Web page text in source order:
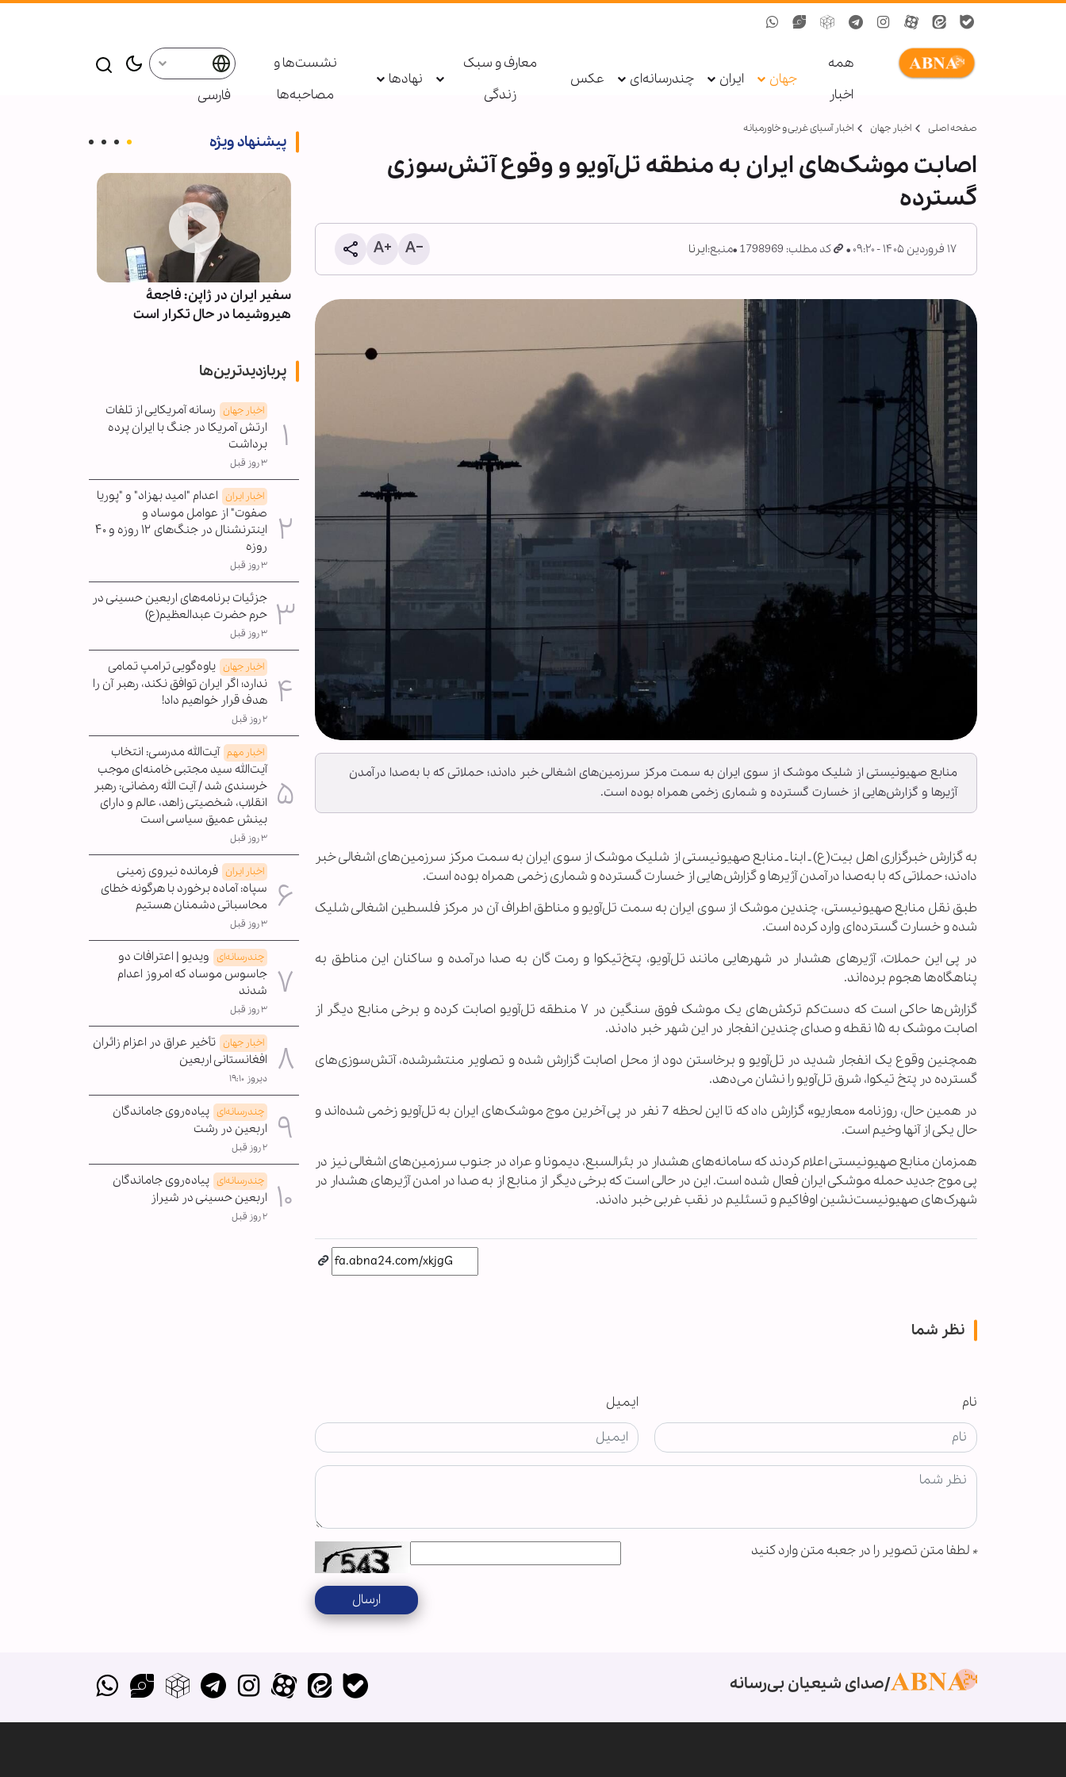
همه
اخبار
جهان ایران چندرسانه‌ای عکس
معارف و سبک
زندگی
نهادها
نشست‌ها و
مصاحبه‌ها
فارسی
صفحه اصلی اخبار جهان اخبار آسیای غربی و خاورمیانه
اصابت موشک‌های ایران به منطقه تل‌آویو و وقوع آتش‌سوزی
گسترده
۱۷ فروردین ۱۴۰۵ - ۰۹:۲۰ کد مطلب: 1798969 منبع:ایرنا
منابع صهیونیستی از شلیک موشک از سوی ایران به سمت مرکز سرزمین‌های اشغالی خبر دادند؛ حملاتی که با به‌صدا درآمدن
آژیرها و گزارش‌هایی از خسارت گسترده و شماری زخمی همراه بوده است.
به گزارش خبرگزاری اهل بیت(ع) ـ ابنا ـ منابع صهیونیستی از شلیک موشک از سوی ایران به سمت مرکز سرزمین‌های اشغالی خبر
دادند؛ حملاتی که با به‌صدا درآمدن آژیرها و گزارش‌هایی از خسارت گسترده و شماری زخمی همراه بوده است.
طبق نقل منابع صهیونیستی، چندین موشک از سوی ایران به سمت تل‌آویو و مناطق اطراف آن در مرکز فلسطین اشغالی شلیک
شده و خسارت گسترده‌ای وارد کرده است.
در پی این حملات، آژیرهای هشدار در شهرهایی مانند تل‌آویو، پتخ‌تیکوا و رمت گان به صدا درآمده و ساکنان این مناطق به
پناهگاه‌ها هجوم برده‌اند.
گزارش‌ها حاکی است که دست‌کم ترکش‌های یک موشک فوق سنگین در ۷ منطقه تل‌آویو اصابت کرده و برخی منابع دیگر از
اصابت موشک به ۱۵ نقطه و صدای چندین انفجار در این شهر خبر دادند.
همچنین وقوع یک انفجار شدید در تل‌آویو و برخاستن دود از محل اصابت گزارش شده و تصاویر منتشرشده، آتش‌سوزی‌های
گسترده در پتخ تیکوا، شرق تل‌آویو را نشان می‌دهد.
در همین حال، روزنامه «معاریو» گزارش داد که تا این لحظه 7 نفر در پی آخرین موج موشک‌های ایران به تل‌آویو زخمی شده‌اند و
حال یکی از آنها وخیم است.
همزمان منابع صهیونیستی اعلام کردند که سامانه‌های هشدار در بئرالسبع، دیمونا و عراد در جنوب سرزمین‌های اشغالی نیز در
پی موج جدید حمله موشکی ایران فعال شده است. این در حالی است که برخی دیگر از منابع از به صدا در امدن آژیرهای هشدار در
شهرک‌های صهیونیست‌نشین اوفاکیم و تسئلیم در نقب غربی خبر دادند.
نظر شما
نام ایمیل
* لطفا متن تصویر را در جعبه متن وارد کنید
ارسال
پیشنهاد ویژه
دعاهای ویژه امام صادق(ع) برای
سفیر ایران در ژاپن: فاجعۀ
هیروشیما در حال تکرار است
پربازدیدترین‌ها
اخبار جهان رسانه آمریکایی از تلفات
ارتش آمریکا در جنگ با ایران پرده
برداشت
۳ روز قبل
اخبار ایران اعدام "امید بهزاد" و "پوریا
صفوت" از عوامل موساد و
اینترنشنال در جنگ‌های ۱۲ روزه و ۴۰
روزه
۳ روز قبل
جزئیات برنامه‌های اربعین حسینی در
حرم حضرت عبدالعظیم(ع)
۳ روز قبل
اخبار جهان یاوه‌گویی ترامپ تمامی
ندارد؛ اگر ایران توافق نکند، رهبر آن را
هدف قرار خواهیم داد!
۲ روز قبل
اخبار مهم آیت‌الله مدرسی: انتخاب
آیت‌الله سید مجتبی خامنه‌ای موجب
خرسندی شد / آیت الله رمضانی: رهبر
انقلاب، شخصیتی زاهد، عالم و دارای
بینش عمیق سیاسی است
۳ روز قبل
اخبار ایران فرمانده نیروی زمینی
سپاه: آماده برخورد با هرگونه خطای
محاسباتی دشمنان هستیم
۳ روز قبل
چندرسانه‌ای ویدیو | اعترافات دو
جاسوس موساد که امروز اعدام
شدند
۳ روز قبل
اخبار جهان تأخیر عراق در اعزام زائران
افغانستانی اربعین
دیروز ۱۹:۱۰
چندرسانه‌ای پیاده‌روی جاماندگان
اربعین در رشت
۲ روز قبل
چندرسانه‌ای پیاده‌روی جاماندگان
اربعین حسینی در شیراز
۲ روز قبل
صدای شیعیان بی‌رسانه